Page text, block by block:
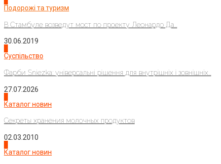
Подорожі та туризм
В Стамбуле возведут мост по проекту Леонардо Да...
30.06.2019
Суспільство
Фарби Sniezka: універсальні рішення для внутрішніх і зовнішніх...
27.07.2026
Каталог новин
Секреты хранения молочных продуктов
02.03.2010
Каталог новин